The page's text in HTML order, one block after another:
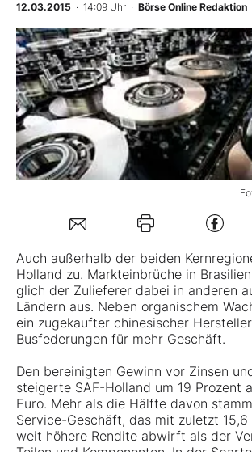
BO-Musterdepots
Experten
Mein B:O
Mein Konto
Folgen Sie uns
Kontakt
12.03.2015 · 14:09 Uhr · Börse Online Redaktion
Auch außerhalb der beiden
Holland zu. Markteinbrüche in
glich der Zulieferer dabei in anderen
Ländern aus. Neben organischem
ein zugekaufter chinesischer
Busfederungen für mehr Geschäft.
Den bereinigten Gewinn vor Zinsen
steigerte SAF-Holland um 19 Prozent
Euro. Mehr als die Hälfte davon
Service-Geschäft, das mit zuletzt 15,6
weit höhere Rendite abwirft als der